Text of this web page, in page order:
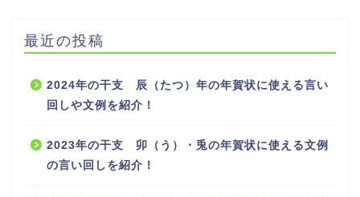
最近の投稿
2024年の干支 辰（たつ）年の年賀状に使える言い
回しや文例を紹介！
2023年の干支 卯（う）・兎の年賀状に使える文例
の言い回しを紹介！